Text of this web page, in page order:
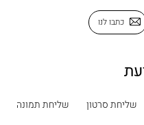
כתבו לנו
שליחת סרטון
שליחת תמונה